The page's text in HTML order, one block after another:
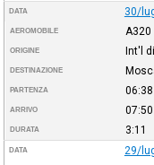
DATA 30/
AEROMOBILE A320
ORIGINE Int'l
DESTINAZIONE
PARTENZA 06:38
ARRIVO 07:50
DURATA 3:11
DATA
29/